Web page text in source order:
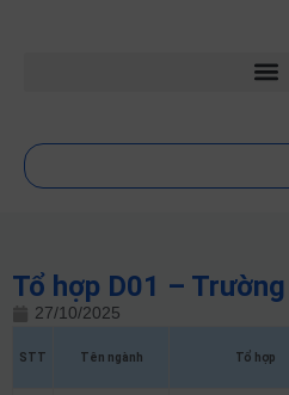
Tổ hợp D01 –
27/10/2025
STT Tên ngành Tổ hợp